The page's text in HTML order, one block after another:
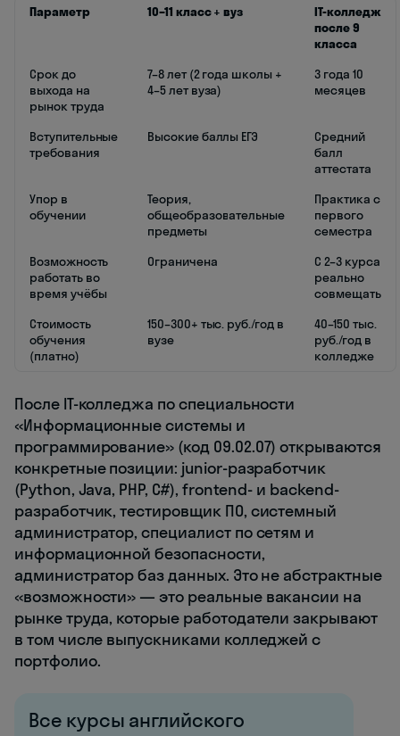
Параметр 10–11 класс + вуз
IT-колледж
после 9
класса
Срок до
выхода на
рынок труда
7–8 лет (2 года школы +
4–5 лет вуза)
3 года 10
месяцев
Вступительные
требования
Высокие баллы ЕГЭ
Средний
балл
аттестата
Упор в
обучении
Теория,
общеобразовательные
предметы
Практика с
первого
семестра
Возможность
работать во
время учёбы
Ограничена
С 2–3 курса
реально
совмещать
Стоимость
обучения
(платно)
150–300+ тыс. руб./год в
вузе
40–150 тыс.
руб./год в
колледже
После IT-колледжа по специальности
«Информационные системы и
программирование» (код 09.02.07) открываются
конкретные позиции: junior-разработчик
(Python, Java, PHP, C#), frontend- и backend-
разработчик, тестировщик ПО, системный
администратор, специалист по сетям и
информационной безопасности,
администратор баз данных. Это не абстрактные
«возможности» — это реальные вакансии на
рынке труда, которые работодатели закрывают
в том числе выпускниками колледжей с
портфолио.
Все курсы английского